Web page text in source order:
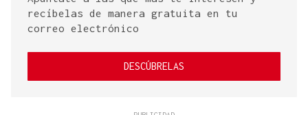
recíbelas de manera gratuita en tu
correo electrónico
DESCÚBRELAS